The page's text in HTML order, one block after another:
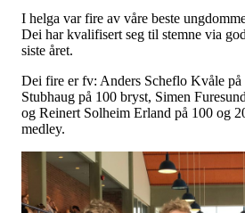
I helga var fire av våre beste
Dei har kvalifisert seg til stemne via
siste året.
Dei fire er fv: Anders Scheflo Kvåle
Stubhaug på 100 bryst, Simen
og Reinert Solheim Erland på 100 og
medley.